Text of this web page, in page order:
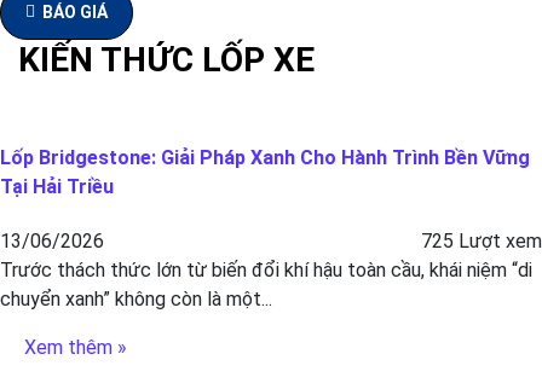
BÁO GIÁ
KIẾN THỨC LỐP XE
Lốp Bridgestone: Giải Pháp Xanh Cho Hành Trình Bền Vững
Tại Hải Triều
13/06/2026
725 Lượt xem
Trước thách thức lớn từ biến đổi khí hậu toàn cầu, khái niệm “di
chuyển xanh” không còn là một...
Xem thêm »